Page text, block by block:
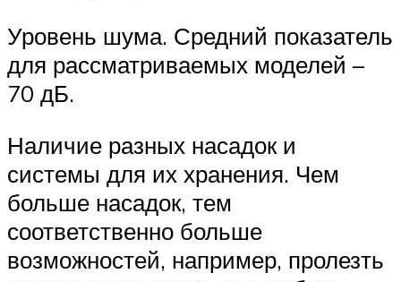
Уровень шума. Средний показатель
для рассматриваемых моделей –
70 дБ.
Наличие разных насадок и
системы для их хранения. Чем
больше насадок, тем
соответственно больше
возможностей, например, пролезть